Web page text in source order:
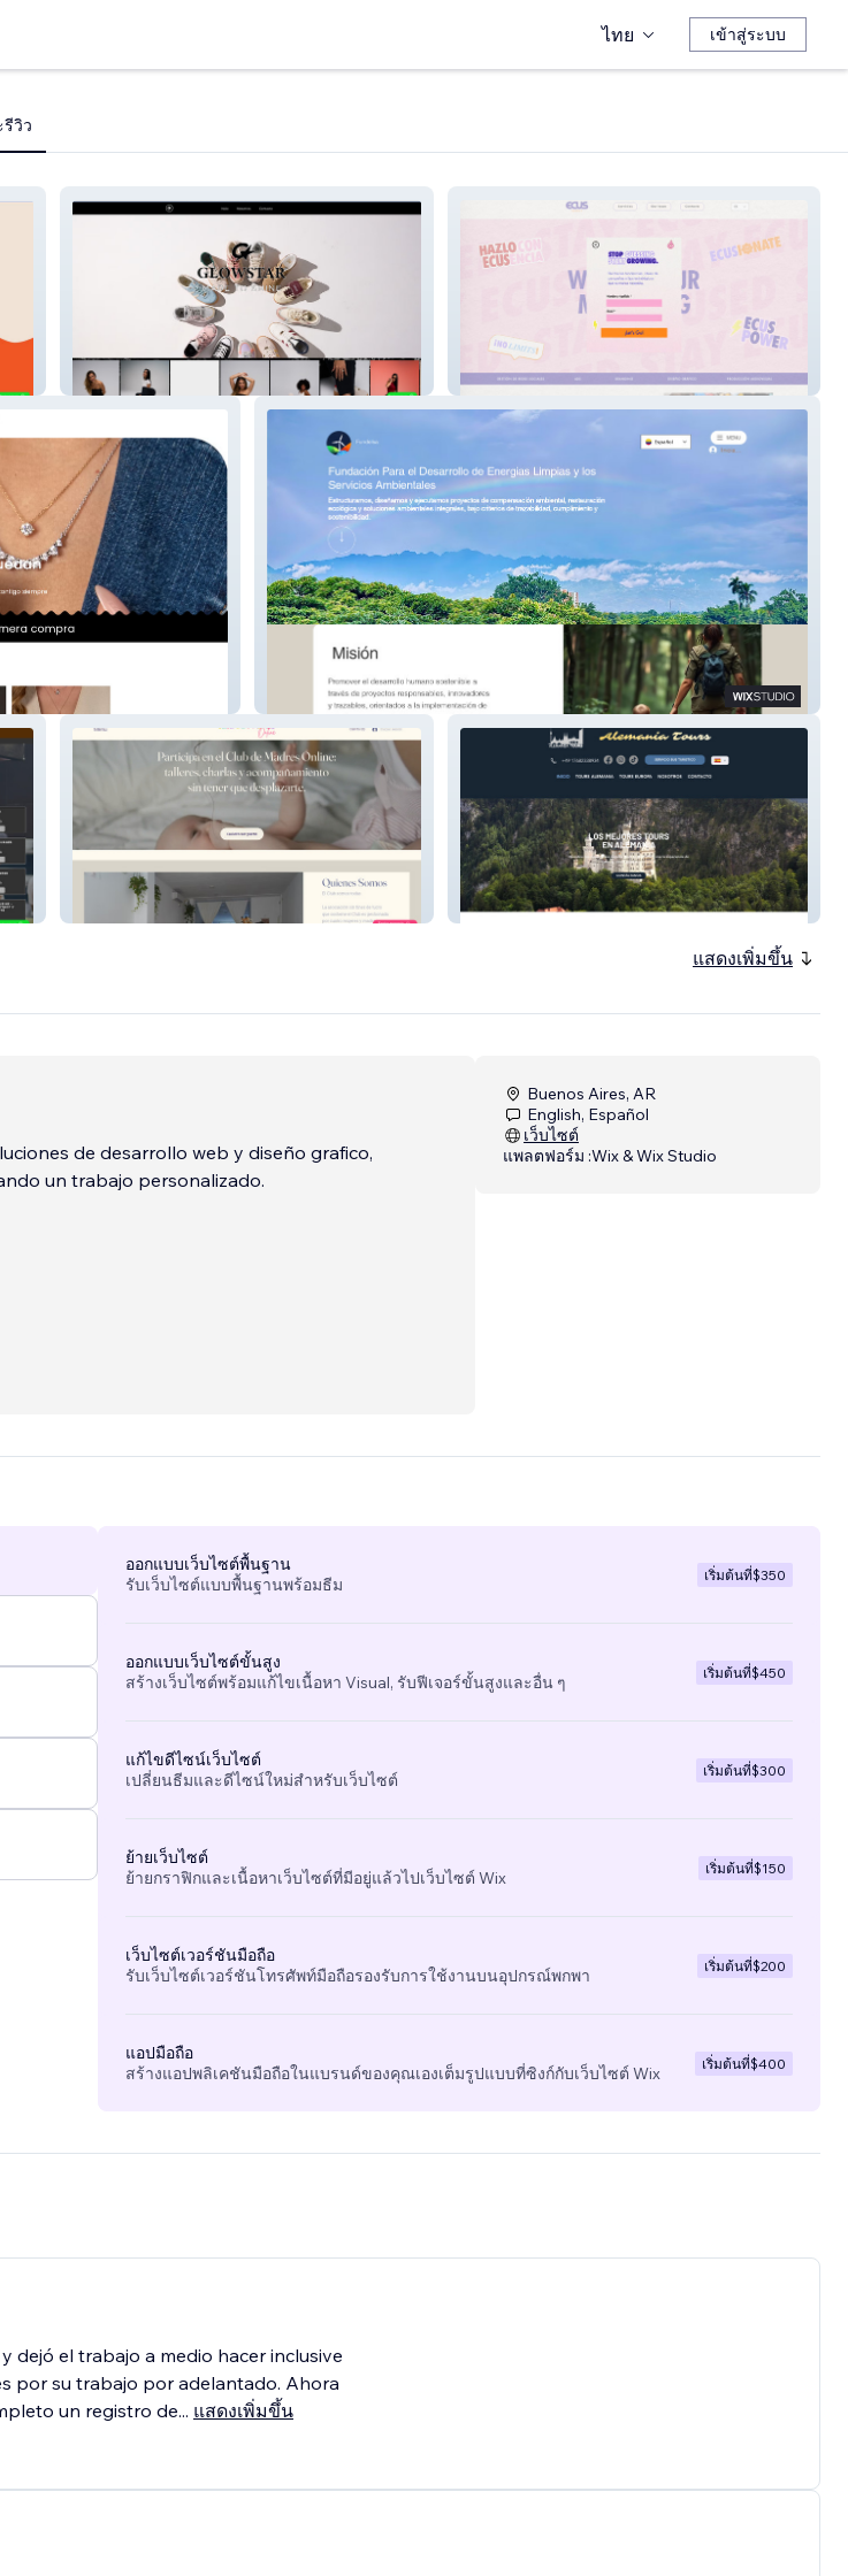
ไทย เข้าสู่ระบบ
วิว
Glowstar Ecus Agency
Fundelsa
Club de Madres ONLINE Alemania Tours
แสดงเพิ่มขึ้น
de desarrollo web y diseño grafico,
un trabajo personalizado.
Buenos Aires, AR
English, Español
เว็บไซต์
แพลตฟอร์ม :Wix & Wix Studio
ออกแบบเว็บไซต์พื้นฐาน
รับเว็บไซต์แบบพื้นฐานพร้อมธีม
เริ่มต้นที่$350
ออกแบบเว็บไซต์ขั้นสูง
สร้างเว็บไซต์พร้อมแก้ไขเนื้อหา Visual, รับฟีเจอร์ขั้นสูงและอื่น ๆ
เริ่มต้นที่$450
แก้ไขดีไซน์เว็บไซต์
เปลี่ยนธีมและดีไซน์ใหม่สำหรับเว็บไซต์
เริ่มต้นที่$300
ย้ายเว็บไซต์
ย้ายกราฟิกและเนื้อหาเว็บไซต์ที่มีอยู่แล้วไปเว็บไซต์ Wix
เริ่มต้นที่$150
เว็บไซต์เวอร์ชันมือถือ
รับเว็บไซต์เวอร์ชันโทรศัพท์มือถือรองรับการใช้งานบนอุปกรณ์พกพา
เริ่มต้นที่$200
แอปมือถือ
สร้างแอปพลิเคชันมือถือในแบรนด์ของคุณเองเต็มรูปแบบที่ซิงก์กับเว็บไซต์ Wix
เริ่มต้นที่$400
dejó el trabajo a medio hacer inclusive
por su trabajo por adelantado. Ahora
un registro de... แสดงเพิ่มขึ้น